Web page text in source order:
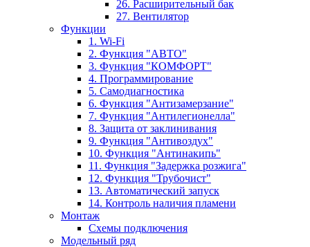
26. Расширительный бак
27. Вентилятор
Функции
1. Wi-Fi
2. Функция "АВТО"
3. Функция "КОМФОРТ"
4. Программирование
5. Самодиагностика
6. Функция "Антизамерзание"
7. Функция "Антилегионелла"
8. Защита от заклинивания
9. Функция "Антивоздух"
10. Функция "Антинакипь"
11. Функция "Задержка розжига"
12. Функция "Трубочист"
13. Автоматический запуск
14. Контроль наличия пламени
Монтаж
Схемы подключения
Модельный ряд